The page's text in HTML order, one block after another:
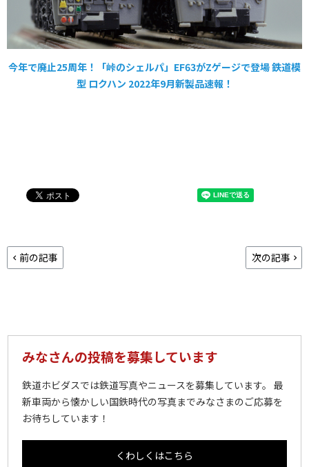
今年で廃止25周年！「峠のシェルパ」EF63がZゲージで登場 鉄道模
型 ロクハン 2022年9月新製品速報！
前の記事 次の記事
みなさんの投稿を募集しています
鉄道ホビダスでは鉄道写真やニュースを募集しています。 最
新車両から懐かしい国鉄時代の写真までみなさまのご応募を
お待ちしています！
くわしくはこちら